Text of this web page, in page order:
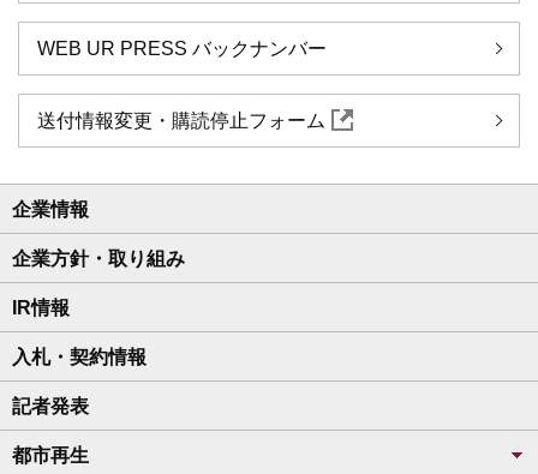
WEB UR PRESS バックナンバー
送付情報変更・購読停止フォーム
企業情報
企業方針・取り組み
IR情報
入札・契約情報
記者発表
都市再生